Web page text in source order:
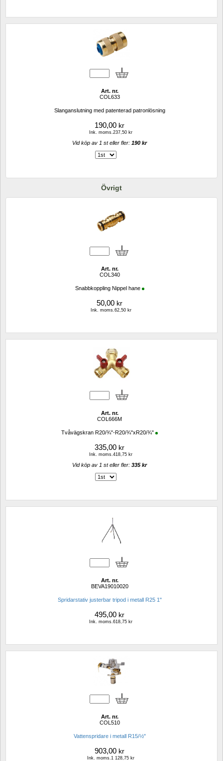
Art. nr.
COL633
Slanganslutning med patenterad patronlösning
190,00 kr
Ink. moms.237,50 kr
Vid köp av 1 st eller fler: 190 kr
Övrigt
Art. nr.
COL340
Snabbkoppling Nippel hane
50,00 kr
Ink. moms.62,50 kr
Art. nr.
COL666M
Tvåvägskran R20/¾"-R20/¾"xR20/¾"
335,00 kr
Ink. moms.418,75 kr
Vid köp av 1 st eller fler: 335 kr
Art. nr.
BEVA19010020
Spridarstativ justerbar tripod i metall R25 1"
495,00 kr
Ink. moms.618,75 kr
Art. nr.
COL510
Vattenspridare i metall R15/½"
903,00 kr
Ink. moms.1 128,75 kr